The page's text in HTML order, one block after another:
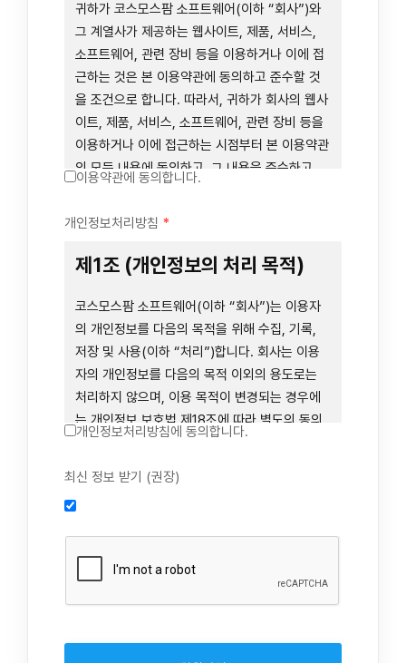
귀하가 코스모스팜 소프트웨어(이하 “회사”)와
그 계열사가 제공하는 웹사이트, 제품, 서비스,
소프트웨어, 관련 장비 등을 이용하거나 이에 접
근하는 것은 본 이용약관에 동의하고 준수할 것
을 조건으로 합니다. 따라서, 귀하가 회사의 웹사
이트, 제품, 서비스, 소프트웨어, 관련 장비 등을
이용하거나 이에 접근하는 시점부터 본 이용약관
의 모든 내용에 동의하고, 그 내용을 준수하고,
귀하가 본 이용약관에 동의하지 않을 경우에는
련 장비 등을 이용하거나 이에 접근하는 행위를
즉시 중단하여야 합니다. 그러므로, 서비스 사용
전에 본 이용약관의 내용을 주의 깊게 읽으시기
바랍니다.
제1장 총칙
제1조 (목적)
웹사이트, 관련 소프트웨어 및 장비 등을 통하여
제공하는 "사이드톡" 서비스와 관련하여 회사와
사항을 규정함을 목적으로 합니다.
이용약관에 동의합니다.
개인정보처리방침 *
제1조 (개인정보의 처리 목적)
코스모스팜 소프트웨어(이하 “회사”)는 이용자
의 개인정보를 다음의 목적을 위해 수집, 기록,
저장 및 사용(이하 “처리”)합니다. 회사는 이용
자의 개인정보를 다음의 목적 이외의 용도로는
처리하지 않으며, 이용 목적이 변경되는 경우에
는 개인정보 보호법 제18조에 따라 별도의 동의
를 받는 등 법령상 필요한 조치를 이행합니다.
인 동의 진행, 이용자 및 법정대리인의 본인 확
인, 이용자 식별, 회원탈퇴 의사의 확인
2. 약관 위반 행위 등을 포함하여 서비스의 원활
한 운영에 지장을 주는 행위에 대한 방지 및 제
재, 계정도용 방지, 약관 개정 등의 고지사항 전
달, 분쟁조정을 위한 기록 보존, 민원처리 등 이
3. 서비스 이용기록과 접속 빈도 분석, 서비스 이
개인정보처리방침에 동의합니다.
최신 정보 받기 (권장)